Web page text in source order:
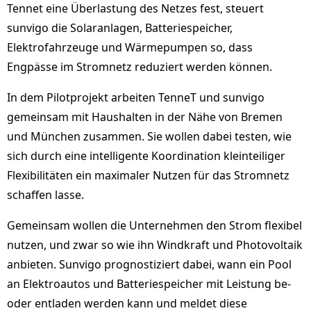
Tennet eine Überlastung des Netzes fest, steuert
sunvigo die Solaranlagen, Batteriespeicher,
Elektrofahrzeuge und Wärmepumpen so, dass
Engpässe im Stromnetz reduziert werden können.
In dem Pilotprojekt arbeiten TenneT und sunvigo
gemeinsam mit Haushalten in der Nähe von Bremen
und München zusammen. Sie wollen dabei testen, wie
sich durch eine intelligente Koordination kleinteiliger
Flexibilitäten ein maximaler Nutzen für das Stromnetz
schaffen lasse.
Gemeinsam wollen die Unternehmen den Strom flexibel
nutzen, und zwar so wie ihn Windkraft und Photovoltaik
anbieten. Sunvigo prognostiziert dabei, wann ein Pool
an Elektroautos und Batteriespeicher mit Leistung be-
oder entladen werden kann und meldet diese